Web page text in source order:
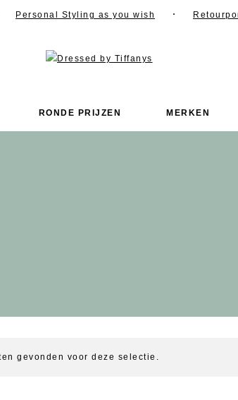
Personal Styling as you wish
RONDE PRIJZEN MERKEN
gevonden voor deze selectie.